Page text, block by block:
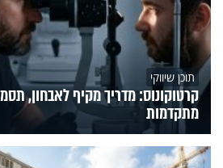
תוכן שיווקי
קרטוקונוס: מדריך מקיף לאבחון,
מתקדמות